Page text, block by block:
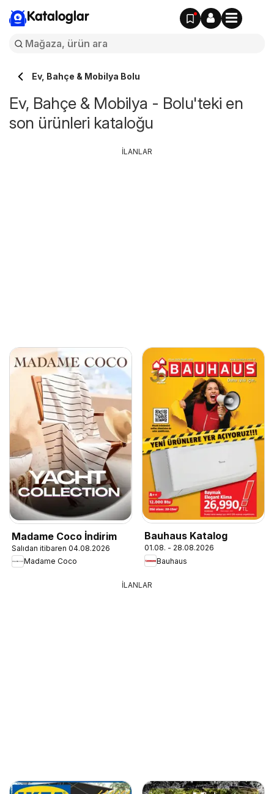
Kataloglar
Ev, Bahçe & Mobilya Bolu
Ev, Bahçe & Mobilya - Bolu'teki en
son ürünleri kataloğu
Madame Coco İndirim
Salıdan itibaren 04.08.2026
Madame Coco
Bauhaus Katalog
01.08. - 28.08.2026
Bauhaus
İLANLAR
İLANLAR